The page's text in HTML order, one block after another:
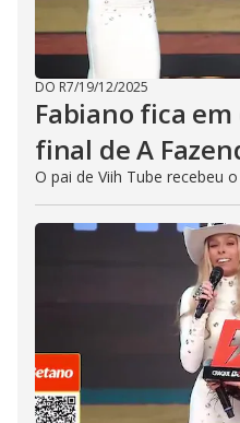
DO R7/19/12/2025
Fabiano fica
final de A
O pai de Viih Tube recebeu